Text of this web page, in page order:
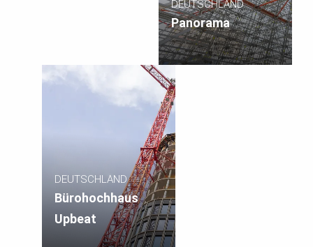
DEUTSCHLAND
Panorama
DEUTSCHLAND
Bürohochhaus
Upbeat